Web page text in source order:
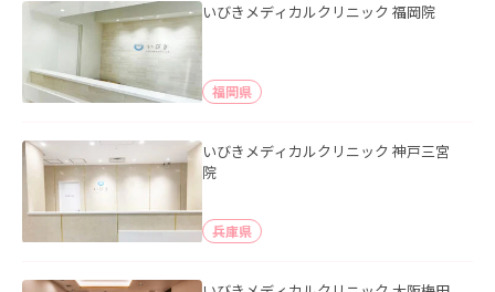
いびきメディカルクリニック 福岡院
福岡県
いびきメディカルクリニック 神戸三宮
院
兵庫県